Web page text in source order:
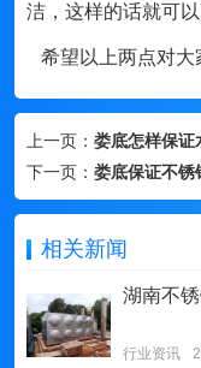
洁，这样的话就可
希望以上两点对大
上一页： 娄底怎样保证
下一页： 娄底保证不锈
相关新闻
湖南不
行业资讯